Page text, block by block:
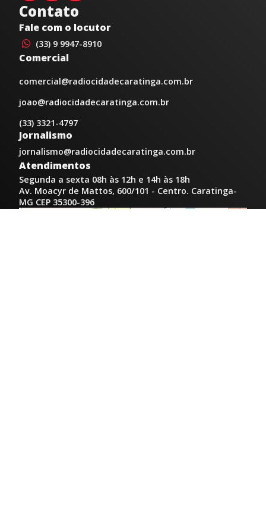
Contato
Fale com o locutor
(33) 9 9947-8910
Comercial
comercial@radiocidadecaratinga.com.br
joao@radiocidadecaratinga.com.br
(33) 3321-4797
Jornalismo
jornalismo@radiocidadecaratinga.com.br
Atendimentos
Segunda a sexta 08h às 12h e 14h às 18h
Av. Moacyr de Mattos, 600/101 - Centro. Caratinga-
MG CEP 35300-396